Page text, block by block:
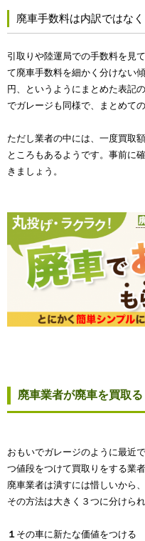
廃車手数料は内訳ではな
引取りや陸運局での手数料を見
て廃車手数料を細かく分けない
円、というようにまとめた表記
でガレージも同様で、まとめて
ただし業者の中には、一度買取
ところもあるようです。事前に
きましょう。
廃車業者が廃車を買取
おもいでガレージのように最近
つ値段をつけて買取りをする業
廃車業者は潰すには惜しいから
その方法は大きく３つに分けられ
１ その車に新たな価値をつける